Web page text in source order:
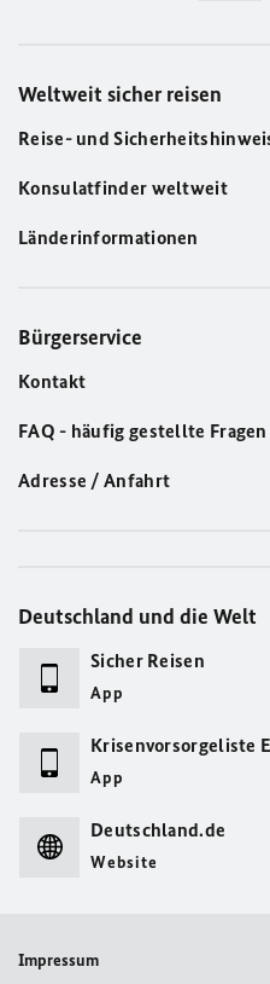
Weltweit sicher reisen
Reise- und
Konsulatfinder weltweit
Länderinformationen
Bürgerservice
Kontakt
FAQ - häufig gestellte Fragen
Adresse / Anfahrt
Deutschland und die Welt
Sicher Reisen
App
Krisenvorsorgeliste
App
Deutschland.de
Website
Impressum